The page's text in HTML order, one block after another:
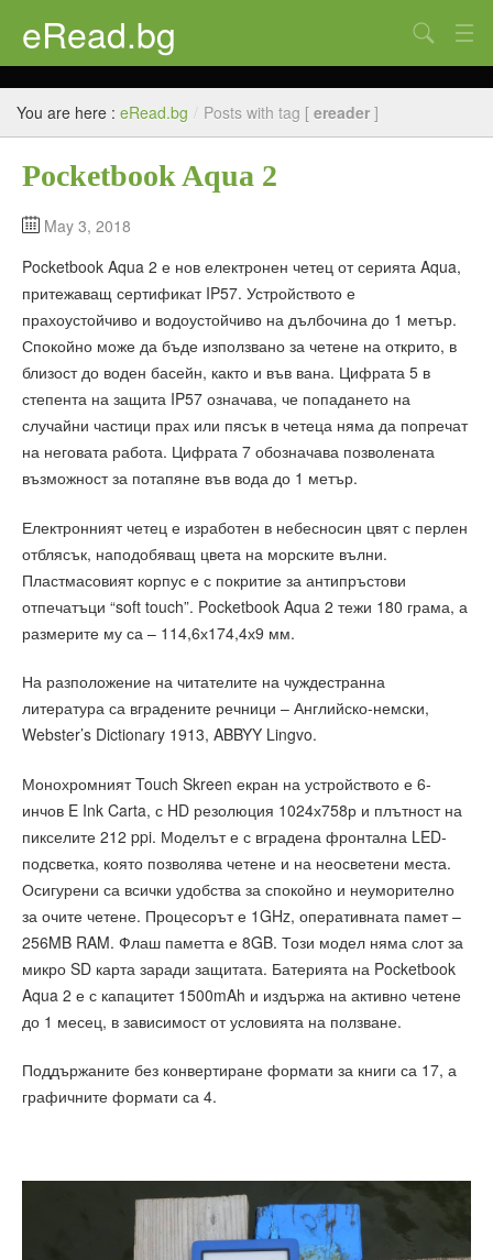
eRead.bg
Начало
Online магазин
Новини
Полезно
Галерия
Блог
Контакти
Search
You are here : eRead.bg / Posts with tag [ ereader ]
Pocketbook Aqua 2
May 3, 2018
Pocketbook Aqua 2 е нов електронен четец от серията Aqua,
притежаващ сертификат IP57. Устройството е
прахоустойчиво и водоустойчиво на дълбочина до 1 метър.
Спокойно може да бъде използвано за четене на открито, в
близост до воден басейн, както и във вана. Цифрата 5 в
степента на защита IP57 означава, че попадането на
случайни частици прах или пясък в четеца няма да попречат
на неговата работа. Цифрата 7 обозначава позволената
възможност за потапяне във вода до 1 метър.
Електронният четец е изработен в небесносин цвят с перлен
отблясък, наподобяващ цвета на морските вълни.
Пластмасовият корпус е с покритие за антипръстови
отпечатъци “soft touch”. Pocketbook Aqua 2 тежи 180 грама, а
размерите му са – 114,6х174,4х9 мм.
На разположение на читателите на чуждестранна
литература са вградените речници – Английско-немски,
Webster’s Dictionary 1913, ABBYY Lingvo.
Монохромният Touch Skreen екран на устройството е 6-
инчов E Ink Carta, с HD резолюция 1024х758р и плътност на
пикселите 212 ppi. Моделът е с вградена фронтална LED-
подсветка, която позволява четене и на неосветени места.
Осигурени са всички удобства за спокойно и неуморително
за очите четене. Процесорът е 1GHz, оперативната памет –
256MB RAM. Флаш паметта е 8GB. Този модел няма слот за
микро SD карта заради защитата. Батерията на Pocketbook
Aqua 2 е с капацитет 1500mAh и издържа на активно четене
до 1 месец, в зависимост от условията на ползване.
Поддържаните без конвертиране формати за книги са 17, а
графичните формати са 4.